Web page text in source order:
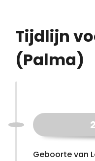
Tijdlijn
(Palma)
Geboorte van